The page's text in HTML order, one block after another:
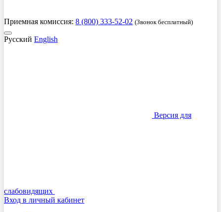
Приемная комиссия: 8 (800) 333-52-02 (Звонок бесплатный)
Русский English
Версия для
слабовидящих
Вход в личный кабинет